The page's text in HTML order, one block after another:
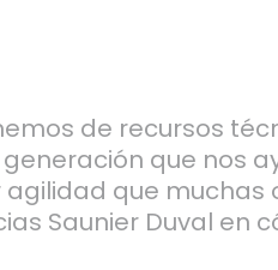
de recursos
que nos
agilidad que muchas
Saunier Duval en